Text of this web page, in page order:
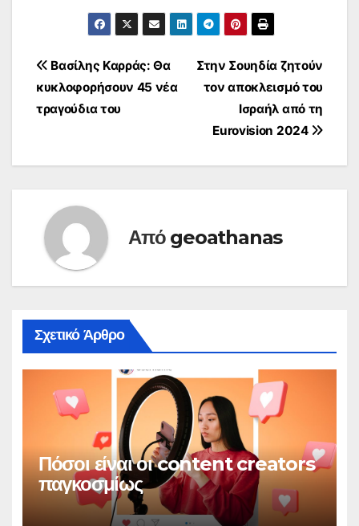
Πλοήγηση
άρθρων
Στην Σουηδία ζητούν
τον αποκλεισμό του
Ισραήλ από τη
Eurovision 2024
Βασίλης Καρράς: Θα
κυκλοφορήσουν 45 νέα
τραγούδια του
Από geoathanas
Σχετικό Άρθρο
Πόσοι είναι οι content creators
παγκοσμίως